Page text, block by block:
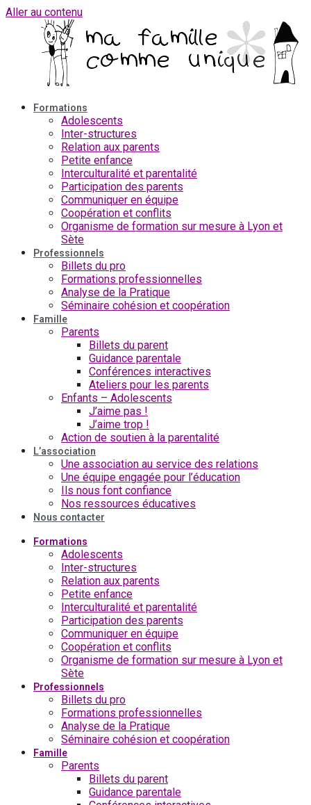
Aller au contenu
Formations
Adolescents
Inter-structures
Relation aux parents
Petite enfance
Interculturalité et parentalité
Participation des parents
Communiquer en équipe
Coopération et conflits
Organisme de formation sur mesure à Lyon et
Sète
Professionnels
Billets du pro
Formations professionnelles
Analyse de la Pratique
Séminaire cohésion et coopération
Famille
Parents
Billets du parent
Guidance parentale
Conférences interactives
Ateliers pour les parents
Enfants – Adolescents
J’aime pas !
J’aime trop !
Action de soutien à la parentalité
L’association
Une association au service des relations
Une équipe engagée pour l’éducation
Ils nous font confiance
Nos ressources éducatives
Nous contacter
Formations
Adolescents
Inter-structures
Relation aux parents
Petite enfance
Interculturalité et parentalité
Participation des parents
Communiquer en équipe
Coopération et conflits
Organisme de formation sur mesure à Lyon et
Sète
Professionnels
Billets du pro
Formations professionnelles
Analyse de la Pratique
Séminaire cohésion et coopération
Famille
Parents
Billets du parent
Guidance parentale